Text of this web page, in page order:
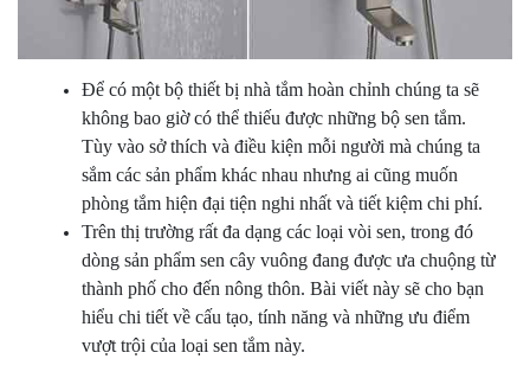
Để có một bộ thiết bị nhà tắm hoàn chỉnh chúng ta sẽ
không bao giờ có thể thiếu được những bộ sen tắm.
Tùy vào sở thích và điều kiện mỗi người mà chúng ta
sắm các sản phẩm khác nhau nhưng ai cũng muốn
phòng tắm hiện đại tiện nghi nhất và tiết kiệm chi phí.
Trên thị trường rất đa dạng các loại vòi sen, trong đó
dòng sản phẩm sen cây vuông đang được ưa chuộng từ
thành phố cho đến nông thôn. Bài viết này sẽ cho bạn
hiểu chi tiết về cấu tạo, tính năng và những ưu điểm
vượt trội của loại sen tắm này.